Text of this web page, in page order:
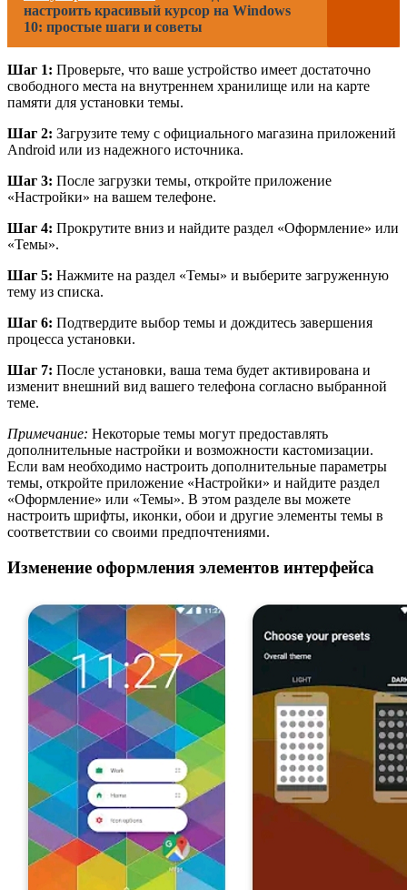
настроить красивый курсор на Windows
10: простые шаги и советы
Шаг 1: Проверьте, что ваше устройство имеет достаточно
свободного места на внутреннем хранилище или на карте
памяти для установки темы.
Шаг 2: Загрузите тему с официального магазина приложений
Android или из надежного источника.
Шаг 3: После загрузки темы, откройте приложение
«Настройки» на вашем телефоне.
Шаг 4: Прокрутите вниз и найдите раздел «Оформление» или
«Темы».
Шаг 5: Нажмите на раздел «Темы» и выберите загруженную
тему из списка.
Шаг 6: Подтвердите выбор темы и дождитесь завершения
процесса установки.
Шаг 7: После установки, ваша тема будет активирована и
изменит внешний вид вашего телефона согласно выбранной
теме.
Примечание: Некоторые темы могут предоставлять
дополнительные настройки и возможности кастомизации.
Если вам необходимо настроить дополнительные параметры
темы, откройте приложение «Настройки» и найдите раздел
«Оформление» или «Темы». В этом разделе вы можете
настроить шрифты, иконки, обои и другие элементы темы в
соответствии со своими предпочтениями.
Изменение оформления элементов интерфейса